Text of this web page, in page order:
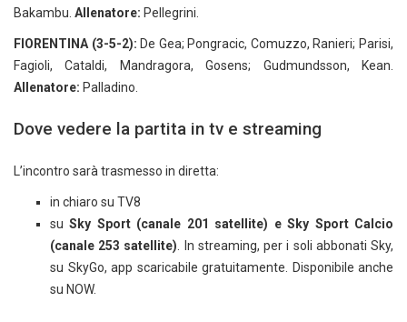
Bakambu. Allenatore: Pellegrini.
FIORENTINA (3-5-2): De Gea; Pongracic, Comuzzo, Ranieri; Parisi,
Fagioli, Cataldi, Mandragora, Gosens; Gudmundsson, Kean.
Allenatore: Palladino.
Dove vedere la partita in tv e streaming
L’incontro sarà trasmesso in diretta:
in chiaro su TV8
suSky Sport (canale 201 satellite) e Sky Sport Calcio
(canale 253 satellite). In streaming, per i soli abbonati Sky,
su SkyGo, app scaricabile gratuitamente. Disponibile anche
su NOW.